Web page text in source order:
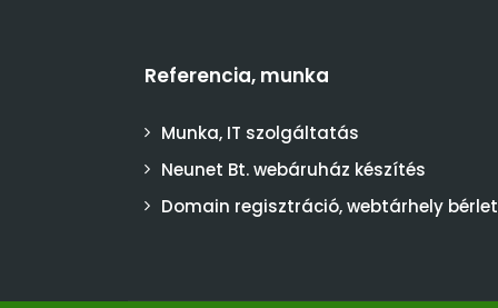
Referencia, munka
Munka, IT szolgáltatás
Neunet Bt. webáruház készítés
Domain regisztráció, webtárhely bérlet